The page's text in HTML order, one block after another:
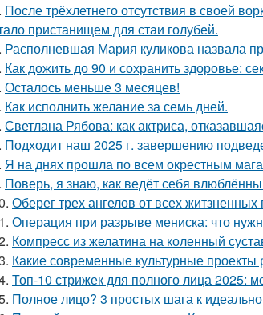
После трёхлетнего отсутствия в своей
пристанищем для стаи голубей.
Располневшая Мария куликова назвала
Как дожить до 90 и сохранить здоровье:
Осталось меньше 3 месяцев!
Как исполнить желание за семь дней.
Светлана Рябова: как актриса,
Подходит наш 2025 г. завершению
Я на днях прошла по всем окрестным
Поверь, я знаю, как ведёт себя
Оберег трех ангелов от всех
Операция при разрыве мениска: что
Компресс из желатина на коленный
Какие современные культурные проекты
Топ-10 стрижек для полного лица 2025:
Полное лицо? 3 простых шага к